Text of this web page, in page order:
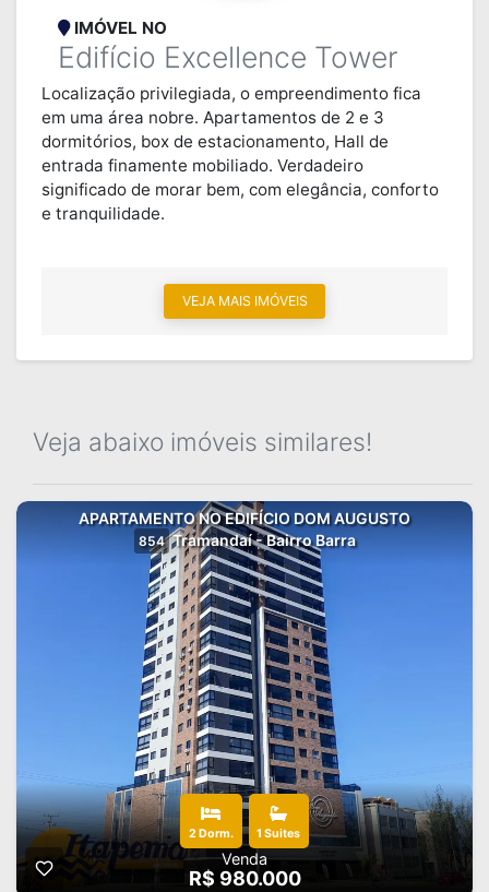
IMÓVEL NO
Edifício Excellence Tower
Localização privilegiada, o empreendimento fica
em uma área nobre. Apartamentos de 2 e 3
dormitórios, box de estacionamento, Hall de
entrada finamente mobiliado. Verdadeiro
significado de morar bem, com elegância, conforto
e tranquilidade.
VEJA MAIS IMÓVEIS
Veja abaixo imóveis similares!
APARTAMENTO NO EDIFÍCIO DOM AUGUSTO
854 Tramandaí - Bairro Barra
2 Dorm. 1 Suites
Venda
R$ 980.000